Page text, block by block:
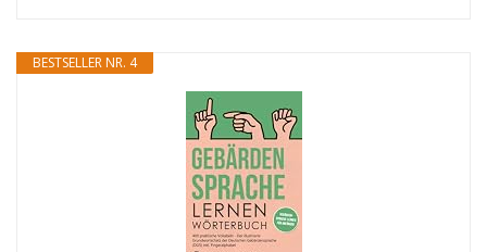
BESTSELLER NR. 4